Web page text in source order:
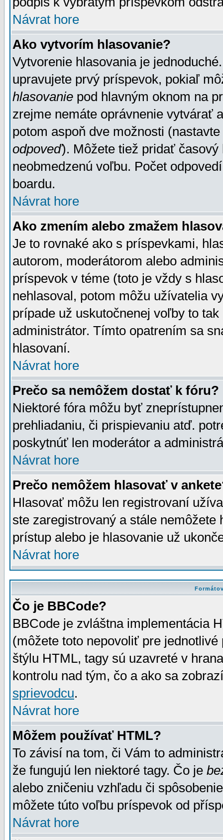
Návrat hore
Ako vytvorím hlasovanie?
Vytvorenie hlasovania je
upravujete prvý príspevok, pokiaľ
hlasovanie pod hlavným oknom na
zrejme nemáte oprávnenie vytvárať
potom aspoň dve možnosti
odpoveď). Môžete tiež pridať
neobmedzenú voľbu. Počet
boardu.
Návrat hore
Ako zmením alebo zmažem
Je to rovnaké ako s príspevkami,
autorom, moderátorom alebo
príspevok v téme (toto je vždy s
nehlasoval, potom môžu užívatelia
prípade už uskutočnenej voľby to
administrátor. Tímto opatrením sa
hlasovaní.
Návrat hore
Prečo sa nemôžem dostať k fóru?
Niektoré fóra môžu byť
prehliadaniu, či prispievaniu atď.
poskytnúť len moderátor a
Návrat hore
Prečo nemôžem hlasovať v
Hlasovať môžu len registrovaní
ste zaregistrovaný a stále
prístup alebo je hlasovanie už
Návrat hore
Čo je BBCode?
BBCode je zvláštna implementácia
(môžete toto nepovoliť pre
štýlu HTML, tagy sú uzavreté v
kontrolu nad tým, čo a ako sa
sprievodcu.
Návrat hore
Môžem používať HTML?
To závisí na tom, či Vám to
že fungujú len niektoré tagy. Čo je
alebo zničeniu vzhľadu či
môžete túto voľbu príspevok od
Návrat hore